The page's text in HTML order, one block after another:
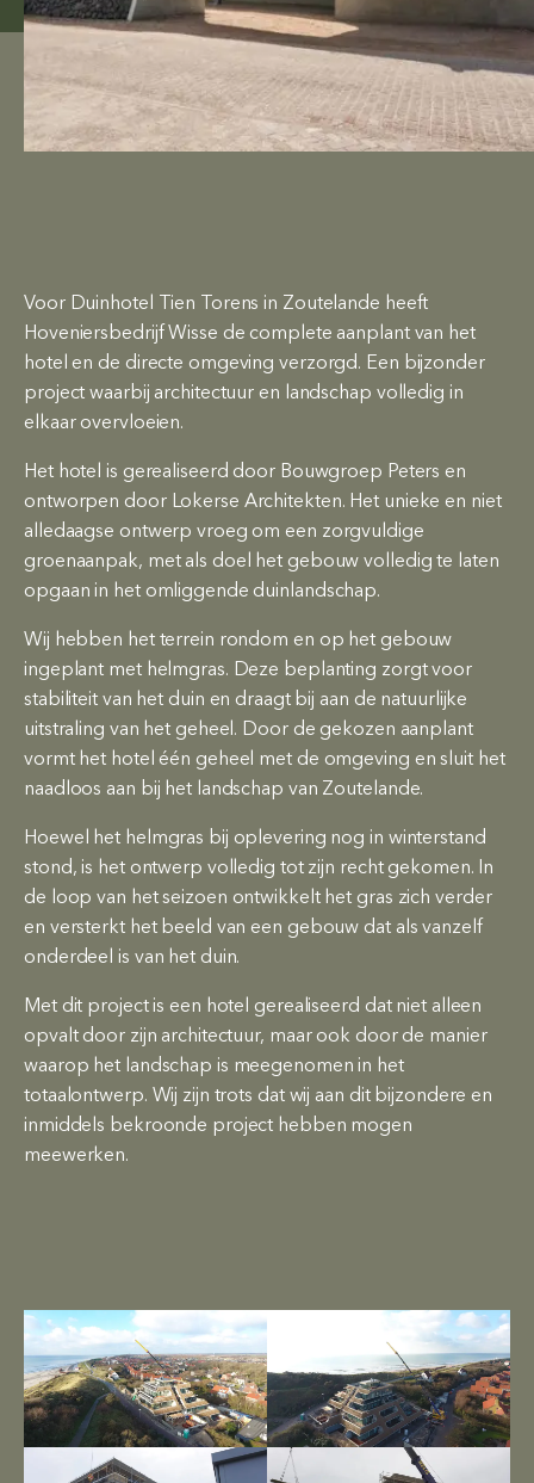
Voor Duinhotel Tien Torens in Zoutelande heeft
Hoveniersbedrijf Wisse de complete aanplant van het
hotel en de directe omgeving verzorgd. Een bijzonder
project waarbij architectuur en landschap volledig in
elkaar overvloeien.
Het hotel is gerealiseerd door Bouwgroep Peters en
ontworpen door Lokerse Architekten. Het unieke en niet
alledaagse ontwerp vroeg om een zorgvuldige
groenaanpak, met als doel het gebouw volledig te laten
opgaan in het omliggende duinlandschap.
Wij hebben het terrein rondom en op het gebouw
ingeplant met helmgras. Deze beplanting zorgt voor
stabiliteit van het duin en draagt bij aan de natuurlijke
uitstraling van het geheel. Door de gekozen aanplant
vormt het hotel één geheel met de omgeving en sluit het
naadloos aan bij het landschap van Zoutelande.
Hoewel het helmgras bij oplevering nog in winterstand
stond, is het ontwerp volledig tot zijn recht gekomen. In
de loop van het seizoen ontwikkelt het gras zich verder
en versterkt het beeld van een gebouw dat als vanzelf
onderdeel is van het duin.
Met dit project is een hotel gerealiseerd dat niet alleen
opvalt door zijn architectuur, maar ook door de manier
waarop het landschap is meegenomen in het
totaalontwerp. Wij zijn trots dat wij aan dit bijzondere en
inmiddels bekroonde project hebben mogen
meewerken.